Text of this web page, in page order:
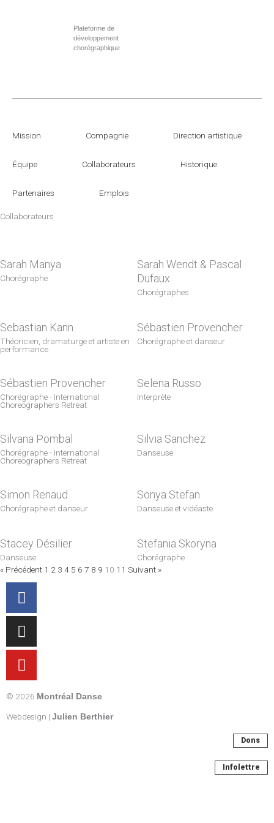
Plateforme de
développement
chorégraphique
Mission Compagnie Direction artistique
Équipe Collaborateurs Historique
Partenaires Emplois
Collaborateurs
Sarah Manya
Chorégraphe
Sarah Wendt & Pascal
Dufaux
Chorégraphes
Sebastian Kann
Théoricien, dramaturge et artiste en
performance
Sébastien Provencher
Chorégraphe et danseur
Sébastien Provencher
Chorégraphe - International
Choreographers Retreat
Selena Russo
Interprète
Silvana Pombal
Chorégraphe - International
Choreographers Retreat
Silvia Sanchez
Danseuse
Simon Renaud
Chorégraphe et danseur
Sonya Stefan
Danseuse et vidéaste
Stacey Désilier
Danseuse
Stefania Skoryna
Chorégraphe
« Précédent 1 2 3 4 5 6 7 8 9 10 11 Suivant »
Facebook-
f
Instagram
Youtube
© 2026 Montréal Danse
Webdesign | Julien Berthier
Dons
Infolettre